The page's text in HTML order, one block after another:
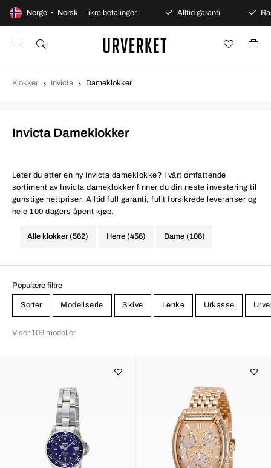
Norge • NorskSikre betalinger Alltid garanti Rask og
Klokker Invicta Dameklokker
Invicta Dameklokker
Leter du etter en ny Invicta dameklokke? I vårt omfattende
sortiment av Invicta dameklokker finner du din neste investering til
gunstige nettpriser. Alltid full garanti, fullt forsikrede leveranser og
hele 100 dagers åpent kjøp.
Alle klokker (562) Herre (456) Dame (106)
Populære filtre
Sorter Modellserie Skive Lenke Urkasse
Viser 106 modeller